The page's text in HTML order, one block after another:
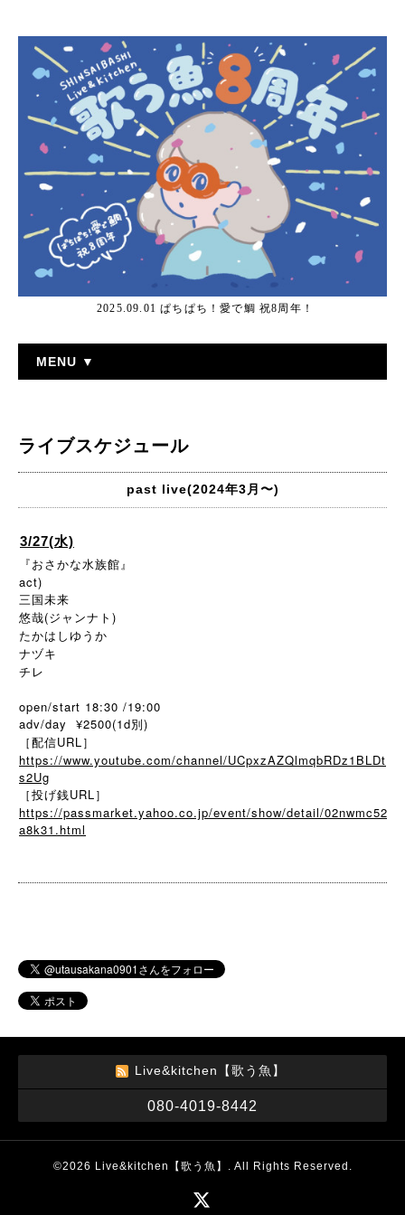
2025.09.01 ぱちぱち！愛で鯛 祝8周年！
MENU ▼
ライブスケジュール
past live(2024年3月〜)
3/27(水)
『おさかな水族館』
act)
三国未来
悠哉(ジャンナト)
たかはしゆうか
ナヅキ
チレ
open/start 18:30 /19:00
adv/day ¥2500(1d別)
［配信URL］
https://www.youtube.com/channel/UCpxzAZQlmqbRDz1BLDt
s2Ug
［投げ銭URL］
https://passmarket.yahoo.co.jp/event/show/detail/02nwmc52
a8k31.html
Live&kitchen【歌う魚】
080-4019-8442
©2026 Live&kitchen【歌う魚】 . All Rights Reserved.